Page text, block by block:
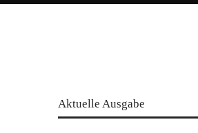
Aktuelle Ausgabe